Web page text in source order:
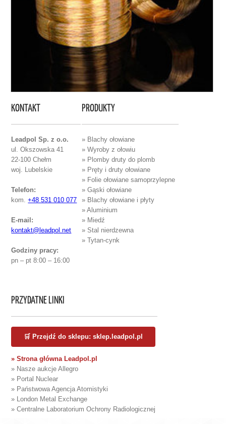
KONTAKT
Leadpol Sp. z o.o.
ul. Okszowska 41
22-100 Chełm
woj. Lubelskie
Telefon:
kom.+48 531 010 077
E-mail:
kontakt@leadpol.net
Godziny pracy:
pn – pt 8:00 – 16:00
PRODUKTY
» Blachy ołowiane
» Wyroby z ołowiu
» Plomby druty do plomb
» Pręty i druty ołowiane
» Folie ołowiane samoprzylepne
» Gąski ołowiane
» Blachy ołowiane i płyty
» Aluminium
» Miedź
» Stal nierdzewna
» Tytan-cynk
PRZYDATNE LINKI
🛒 Przejdź do sklepu: sklep.leadpol.pl
» Strona główna Leadpol.pl
» Nasze aukcje Allegro
» Portal Nuclear
» Państwowa Agencja Atomistyki
» London Metal Exchange
» Centralne Laboratorium Ochrony Radiologicznej